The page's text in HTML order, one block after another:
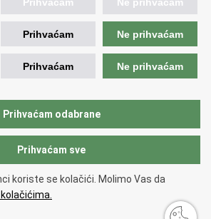
i organiziranog kriminaliteta
komora
portal
pravosuđa, uprave i digitalne
Hrvatske.
Prihvaćam Ne prihvaćam
Prihvaćam Ne prihvaćam
Prihvaćam odabrane
Prihvaćam sve
koriste se kolačići. Molimo Vas da